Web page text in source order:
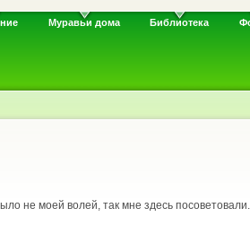
Муравьи дома Библиотека
не моей волей, так мне здесь